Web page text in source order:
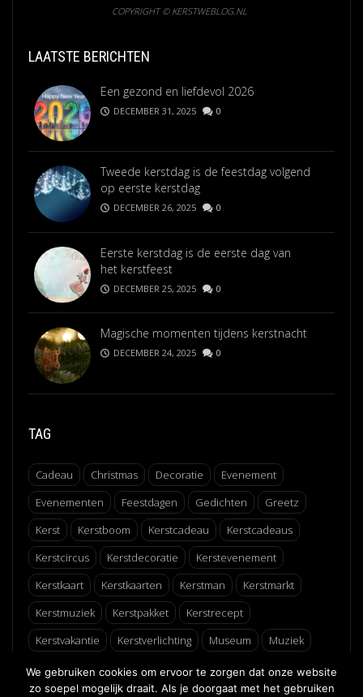
COPYRIGHT © KERSTWEBLOG.NL
LAATSTE BERICHTEN
Een gezond en liefdevol 2026
DECEMBER 31, 2025 0
Tweede kerstdag is de feestdag volgend
op eerste kerstdag
DECEMBER 26, 2025 0
Eerste kerstdag is de eerste dag van
het kerstfeest
DECEMBER 25, 2025 0
Magische momenten tijdens kerstnacht
DECEMBER 24, 2025 0
TAG
Cadeau Christmas Decoratie
Evenement
Evenementen
Feestdagen Gedichten
Greetz
Kerst
Kerstboom Kerstcadeau
Kerstcadeaus
Kerstcircus
Kerstdecoratie
Kerstevenement
Kerstkaart
Kerstkaarten Kerstman
Kerstmarkt
Kerstmuziek
Kerstpakket
Kerstrecept
Kerstvakantie
Kerstverlichting Museum
Muziek
Recept
Schaatsen Winter Winterfair
We gebruiken cookies om ervoor te zorgen dat onze website
zo soepel mogelijk draait. Als je doorgaat met het gebruiken